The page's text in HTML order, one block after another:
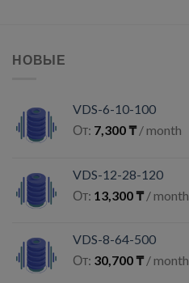
НОВЫЕ
VDS-6-10-100
От: 7,300₸ / month
VDS-12-28-120
От: 13,300₸ / month
VDS-8-64-500
От: 30,700₸ / month